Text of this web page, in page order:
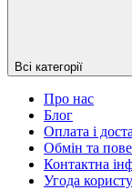
Всі категорії
Про нас
Блог
Оплата і
Обмін та
Контактна
Угода